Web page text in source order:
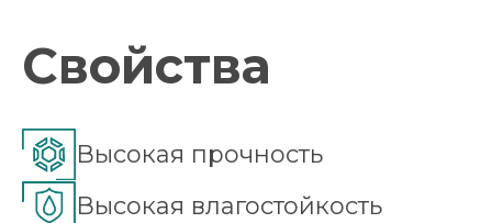
Влагостойкая березовая фанера сорта С/С
(IV/IV), изготовленная с использованием
Выпускается в размерах 2440х1220, 2500х1250,
1500х3000 мм в толщинах 24 и 27 мм.
Свойства
Высокая прочность
Высокая влагостойкость